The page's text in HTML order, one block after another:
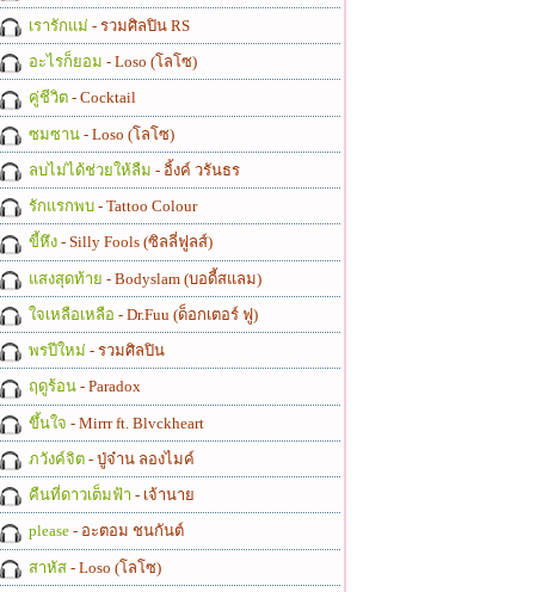
เรารักแม่ - รวมศิลปิน RS
อะไรก็ยอม - Loso (โลโซ)
คู่ชีวิต - Cocktail
ซมซาน - Loso (โลโซ)
ลบไม่ได้ช่วยให้ลืม - อิ้งค์ วรันธร
รักแรกพบ - Tattoo Colour
ขี้หึง - Silly Fools (ซิลลี่ฟูลส์)
แสงสุดท้าย - Bodyslam (บอดี้สแลม)
ใจเหลือเหลือ - Dr.Fuu (ด็อกเตอร์ ฟู)
พรปีใหม่ - รวมศิลปิน
ฤดูร้อน - Paradox
ขึ้นใจ - Mirrr ft. Blvckheart
ภวังค์จิต - ปู่จ๋าน ลองไมค์
คืนที่ดาวเต็มฟ้า - เจ้านาย
please - อะตอม ชนกันต์
สาหัส - Loso (โลโซ)